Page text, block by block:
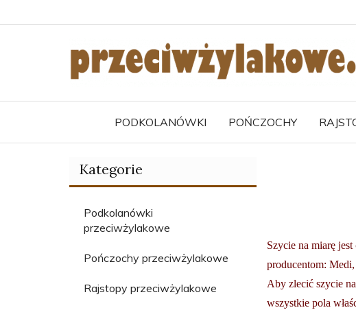
PODKOLANÓWKI POŃCZOCHY
Kategorie
Podkolanówki
przeciwżylakowe
Pończochy przeciwżylakowe
Rajstopy przeciwżylakowe
Szycie na miarę
producentom:
Aby zlecić szycie
wszystkie pola